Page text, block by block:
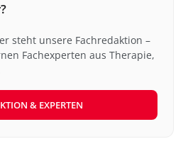
steht unsere Fachredaktion –
Fachexperten aus Therapie,
& EXPERTEN